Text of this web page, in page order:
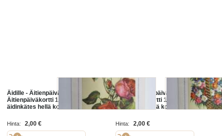
Äidille - Äitienpäivä -
Äitienpäiväkortti 1940-luvulta; Sun
äidinkätes hellä kosketukses, Sun
´lapsuutemme parhain lohdutus
ja...
Hinta: 2,00 €
Äidille - Äitienpäivä -
Äitienpäiväkortti 1940-luvulta; Sun
äidinkätes hellä kosketukses, Sun
´lapsuutemme parhain lohdutus
ja...
Hinta: 2,00 €